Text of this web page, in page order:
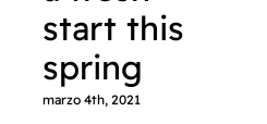
start this
spring
marzo 4th, 2021